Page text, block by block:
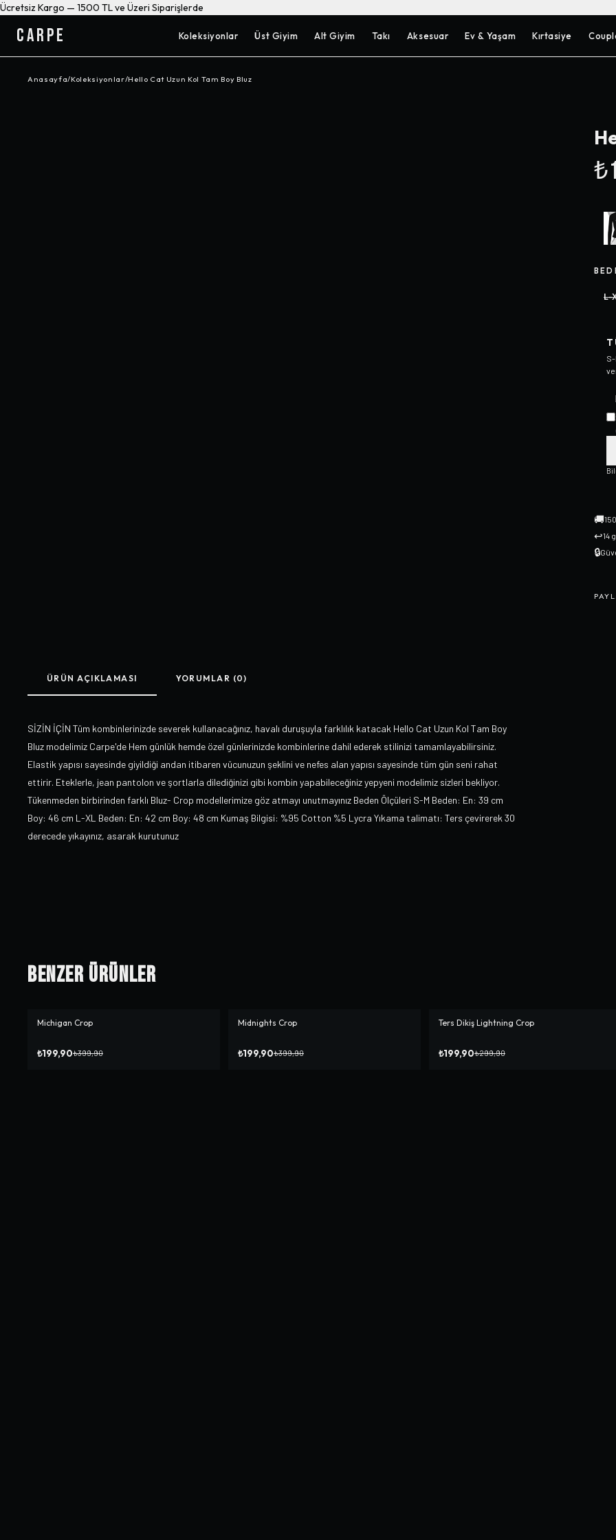
Ücretsiz Kargo — 1500 TL ve Üzeri Siparişlerde
CARPE Koleksiyonlar Üst Giyim Alt Giyim Takı Aksesuar Ev & Yaşam Kırtasiye
Anasayfa/Koleksiyonlar/Hello Cat Uzun Kol Tam Boy Bluz
L-
🚚
↩14
🔒
ÜRÜN AÇIKLAMASI YORUMLAR (0)
SİZİN İÇİN Tüm kombinlerinizde severek kullanacağınız, havalı duruşuyla farklılık katacak Hello Cat Uzun Kol Tam Boy
Bluz modelimiz Carpe'de Hem günlük hemde özel günlerinizde kombinlerine dahil ederek stilinizi tamamlayabilirsiniz.
Elastik yapısı sayesinde giyildiği andan itibaren vücunuzun şeklini ve nefes alan yapısı sayesinde tüm gün seni rahat
ettirir. Eteklerle, jean pantolon ve şortlarla dilediğinizi gibi kombin yapabileceğiniz yepyeni modelimiz sizleri bekliyor.
Tükenmeden birbirinden farklı Bluz- Crop modellerimize göz atmayı unutmayınız Beden Ölçüleri S-M Beden: En: 39 cm
Boy: 46 cm L-XL Beden: En: 42 cm Boy: 48 cm Kumaş Bilgisi: %95 Cotton %5 Lycra Yıkama talimatı: Ters çevirerek 30
derecede yıkayınız, asarak kurutunuz
Benzer Ürünler
-%50
Michigan Crop
₺199,90₺399,90
-%50
Midnights Crop
₺199,90₺399,90
-%33
Ters Dikiş Lightning Crop
₺199,90₺299,90